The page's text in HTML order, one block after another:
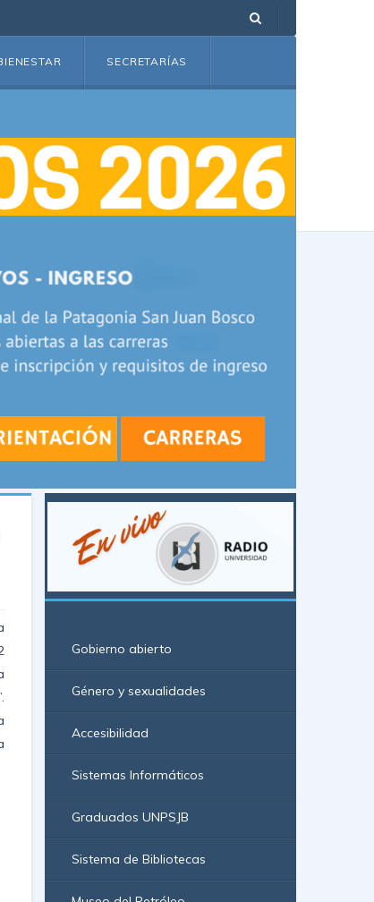
SECRETARÍAS
Gobierno abierto
Género y sexualidades
Accesibilidad
Sistemas Informáticos
Graduados UNPSJB
Sistema de Bibliotecas